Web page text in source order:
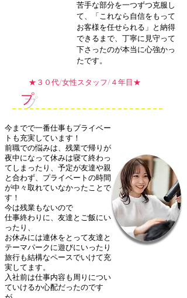
苦手な部分を一つずつ克服し
て、「これなら自信をもって
お客様を任せられる」と納得
できるまで、丁寧に見守って
下さったのが本当に心強かっ
たです。
​★３０代/女性スタッフ/４年目★
プ ライベートも過去１番充実
今までで一番仕事もプライベー
トも充実しています！
前職での悩みは、残業で帰りが
夜中になって休みは寝て終わっ
てしまったり、予定が友達や親
と合わず、プライベートの時間
が中々取れていなかったことで
す！
今は残業もないので
仕事終わりに、友達とご飯にい
ったり、
お休みには連休をとって友達と
テーマパークに遊びにいったり
旅行も結構なペースでいけて充
実してます。
入社前は仕事内容も周りについ
ていけるか心配だったのです